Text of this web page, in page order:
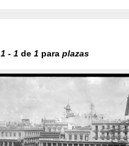
1 - 1 de 1 para plazas